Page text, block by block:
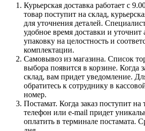
Курьерская доставка работает с
товар поступит на склад,
для уточнения деталей.
удобное время доставки и уточнит
упаковку на целостность и
комплектации.
Самовывоз из магазина. Список
выбора появится в корзине. Когда
склад, вам придет уведомление.
обратитесь к сотруднику в
номер.
Постамат. Когда заказ поступит на
телефон или e-mail придет
оплатить в терминале постамата.